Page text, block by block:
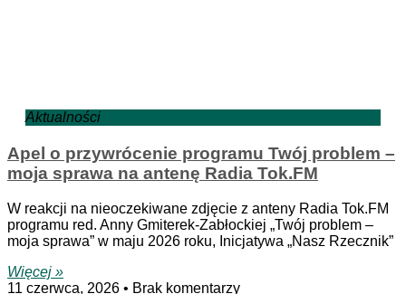
Aktualności
Apel o przywrócenie programu Twój problem –
moja sprawa na antenę Radia Tok.FM
W reakcji na nieoczekiwane zdjęcie z anteny Radia Tok.FM
programu red. Anny Gmiterek-Zabłockiej „Twój problem –
moja sprawa” w maju 2026 roku, Inicjatywa „Nasz Rzecznik”
Więcej »
11 czerwca, 2026
Brak komentarzy